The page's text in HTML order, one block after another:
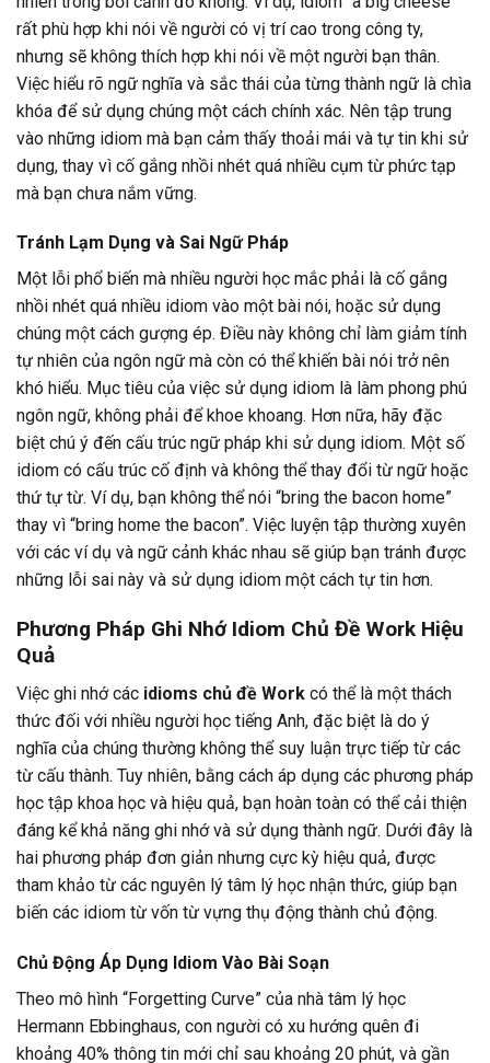
rất phù hợp khi nói về người có vị trí cao trong công ty,
nhưng sẽ không thích hợp khi nói về một người bạn thân.
Việc hiểu rõ ngữ nghĩa và sắc thái của từng thành ngữ là chìa
khóa để sử dụng chúng một cách chính xác. Nên tập trung
vào những idiom mà bạn cảm thấy thoải mái và tự tin khi sử
dụng, thay vì cố gắng nhồi nhét quá nhiều cụm từ phức tạp
mà bạn chưa nắm vững.
Tránh Lạm Dụng và Sai Ngữ Pháp
Một lỗi phổ biến mà nhiều người học mắc phải là cố gắng
nhồi nhét quá nhiều idiom vào một bài nói, hoặc sử dụng
chúng một cách gượng ép. Điều này không chỉ làm giảm tính
tự nhiên của ngôn ngữ mà còn có thể khiến bài nói trở nên
khó hiểu. Mục tiêu của việc sử dụng idiom là làm phong phú
ngôn ngữ, không phải để khoe khoang. Hơn nữa, hãy đặc
biệt chú ý đến cấu trúc ngữ pháp khi sử dụng idiom. Một số
idiom có cấu trúc cố định và không thể thay đổi từ ngữ hoặc
thứ tự từ. Ví dụ, bạn không thể nói “bring the bacon home”
thay vì “bring home the bacon”. Việc luyện tập thường xuyên
với các ví dụ và ngữ cảnh khác nhau sẽ giúp bạn tránh được
những lỗi sai này và sử dụng idiom một cách tự tin hơn.
Phương Pháp Ghi Nhớ Idiom Chủ Đề Work Hiệu
Quả
Việc ghi nhớ các idioms chủ đề Work có thể là một thách
thức đối với nhiều người học tiếng Anh, đặc biệt là do ý
nghĩa của chúng thường không thể suy luận trực tiếp từ các
từ cấu thành. Tuy nhiên, bằng cách áp dụng các phương pháp
học tập khoa học và hiệu quả, bạn hoàn toàn có thể cải thiện
đáng kể khả năng ghi nhớ và sử dụng thành ngữ. Dưới đây là
hai phương pháp đơn giản nhưng cực kỳ hiệu quả, được
tham khảo từ các nguyên lý tâm lý học nhận thức, giúp bạn
biến các idiom từ vốn từ vựng thụ động thành chủ động.
Chủ Động Áp Dụng Idiom Vào Bài Soạn
Theo mô hình “Forgetting Curve” của nhà tâm lý học
Hermann Ebbinghaus, con người có xu hướng quên đi
khoảng 40% thông tin mới chỉ sau khoảng 20 phút, và gần